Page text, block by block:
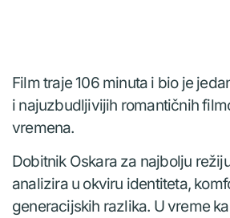
Film traje 106 minuta i bio je
i najuzbudljivijih romantičnih
vremena.
Dobitnik Oskara za najbolju
analizira u okviru identiteta,
generacijskih razlika. U vreme